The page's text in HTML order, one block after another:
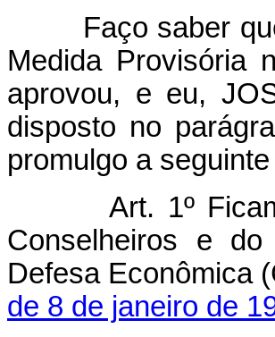
Faço saber
Medida Provisória
aprovou, e eu,
disposto no
promulgo a seguinte
Art. 1º
Conselheiros e
Defesa Econômica
de 8 de janeiro de